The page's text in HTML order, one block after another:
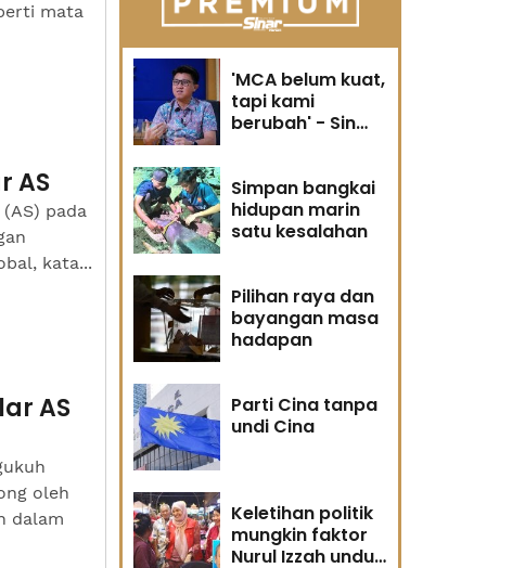
mata
AS
pada
kata...
AS
oleh
dalam
'MCA belum kuat,
tapi kami
berubah' - Sin
Simpan bangkai
hidupan marin
satu kesalahan
Pilihan raya dan
bayangan masa
hadapan
Parti Cina tanpa
undi Cina
Keletihan politik
mungkin faktor
Nurul Izzah undur